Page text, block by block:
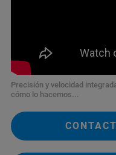
Precisión y velocidad
cómo lo hacemos...